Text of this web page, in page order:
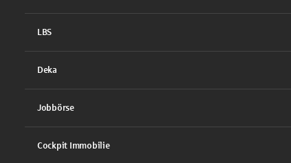
LBS
Deka
Jobbörse
Cockpit Immobilie